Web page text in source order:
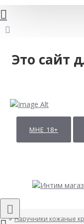
Это сайт
МНЕ 18+
Наручники кожаные